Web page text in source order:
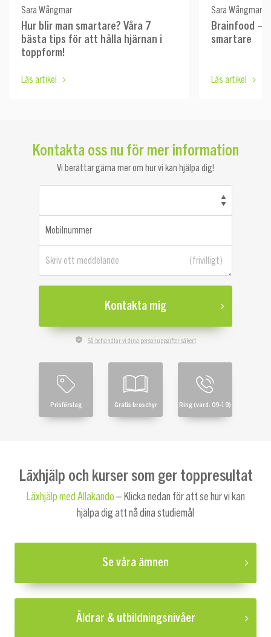
Sara Wångmar
Hur blir man smartare? Våra 7
bästa tips för att hålla hjärnan i
toppform!
Läs artikel
Sara Wångmar
Brainfood –
smartare
Läs artikel
Kontakta oss nu för mer information
Vi berättar gärna mer om hur vi kan hjälpa dig!
Mobilnummer
Skriv ett meddelande
Kontakta mig
Så behandlar vi dina personuppgifter säkert
Prisförslag Gratis broschyr Ring (vard. 09-19)
Läxhjälp och kurser som ger toppresultat
Läxhjälp med Allakando – Klicka nedan för att se hur vi kan
hjälpa dig att nå dina studiemål
Se våra ämnen
Åldrar & utbildningsnivåer